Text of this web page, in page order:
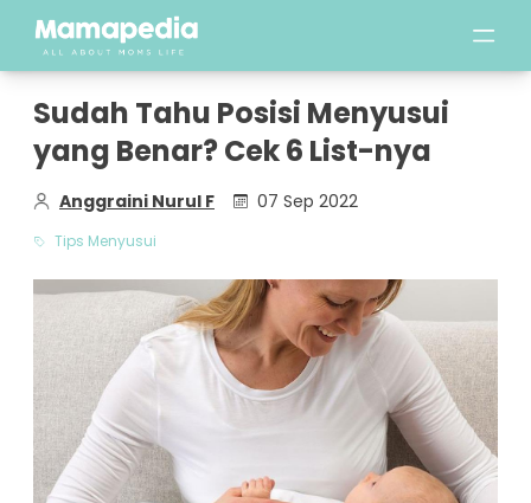
Sudah Tahu Posisi Menyusui
yang Benar? Cek 6 List-nya
Anggraini Nurul F 07 Sep 2022
Tips Menyusui